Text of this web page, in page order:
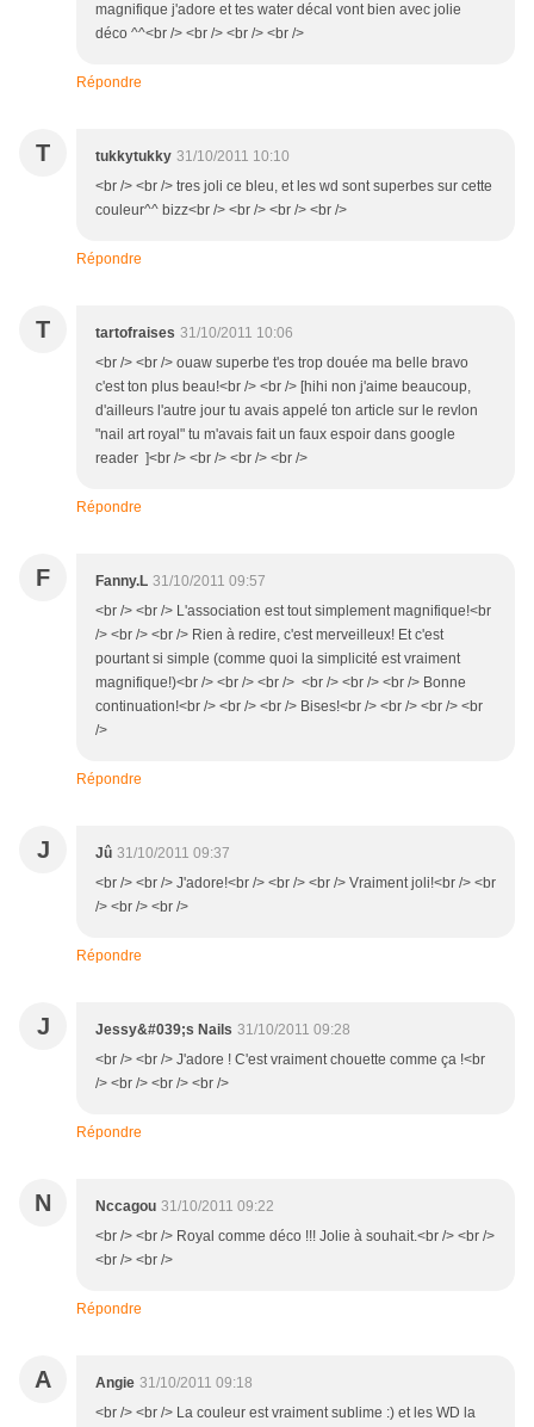
magnifique j'adore et tes water décal vont bien avec jolie
déco ^^<br /> <br /> <br /> <br />
Répondre
T tukkytukky 31/10/2011 10:10
<br /> <br /> tres joli ce bleu, et les wd sont superbes sur cette
couleur^^ bizz<br /> <br /> <br /> <br />
Répondre
T tartofraises 31/10/2011 10:06
<br /> <br /> ouaw superbe t'es trop douée ma belle bravo
c'est ton plus beau!<br /> <br /> [hihi non j'aime beaucoup,
d'ailleurs l'autre jour tu avais appelé ton article sur le revlon
"nail art royal" tu m'avais fait un faux espoir dans google
reader ]<br /> <br /> <br /> <br />
Répondre
F Fanny.L 31/10/2011 09:57
<br /> <br /> L'association est tout simplement magnifique!<br
/> <br /> <br /> Rien à redire, c'est merveilleux! Et c'est
pourtant si simple (comme quoi la simplicité est vraiment
magnifique!)<br /> <br /> <br /> <br /> <br /> <br /> Bonne
continuation!<br /> <br /> <br /> Bises!<br /> <br /> <br /> <br
/>
Répondre
J Jû 31/10/2011 09:37
<br /> <br /> J'adore!<br /> <br /> <br /> Vraiment joli!<br /> <br
/> <br /> <br />
Répondre
J Jessy&#039;s Nails 31/10/2011 09:28
<br /> <br /> J'adore ! C'est vraiment chouette comme ça !<br
/> <br /> <br /> <br />
Répondre
N Nccagou 31/10/2011 09:22
<br /> <br /> Royal comme déco !!! Jolie à souhait.<br /> <br />
<br /> <br />
Répondre
A Angie 31/10/2011 09:18
<br /> <br /> La couleur est vraiment sublime :) et les WD la